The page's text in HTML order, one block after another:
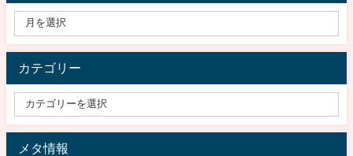
カテゴリー
メタ情報